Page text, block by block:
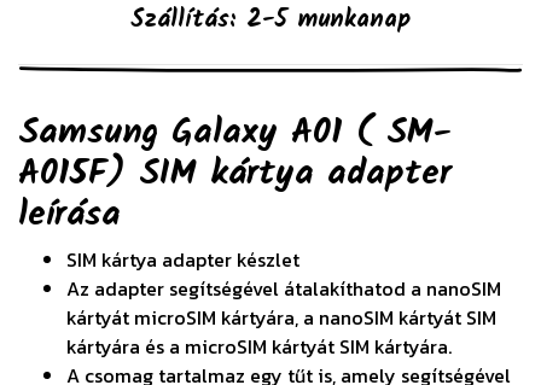
Szállítás: 2-5 munkanap
Samsung Galaxy A01 ( SM-
A015F) SIM kártya adapter
leírása
SIM kártya adapter készlet
Az adapter segítségével átalakíthatod a nanoSIM
kártyát microSIM kártyára, a nanoSIM kártyát SIM
kártyára és a microSIM kártyát SIM kártyára.
A csomag tartalmaz egy tűt is, amely segítségével